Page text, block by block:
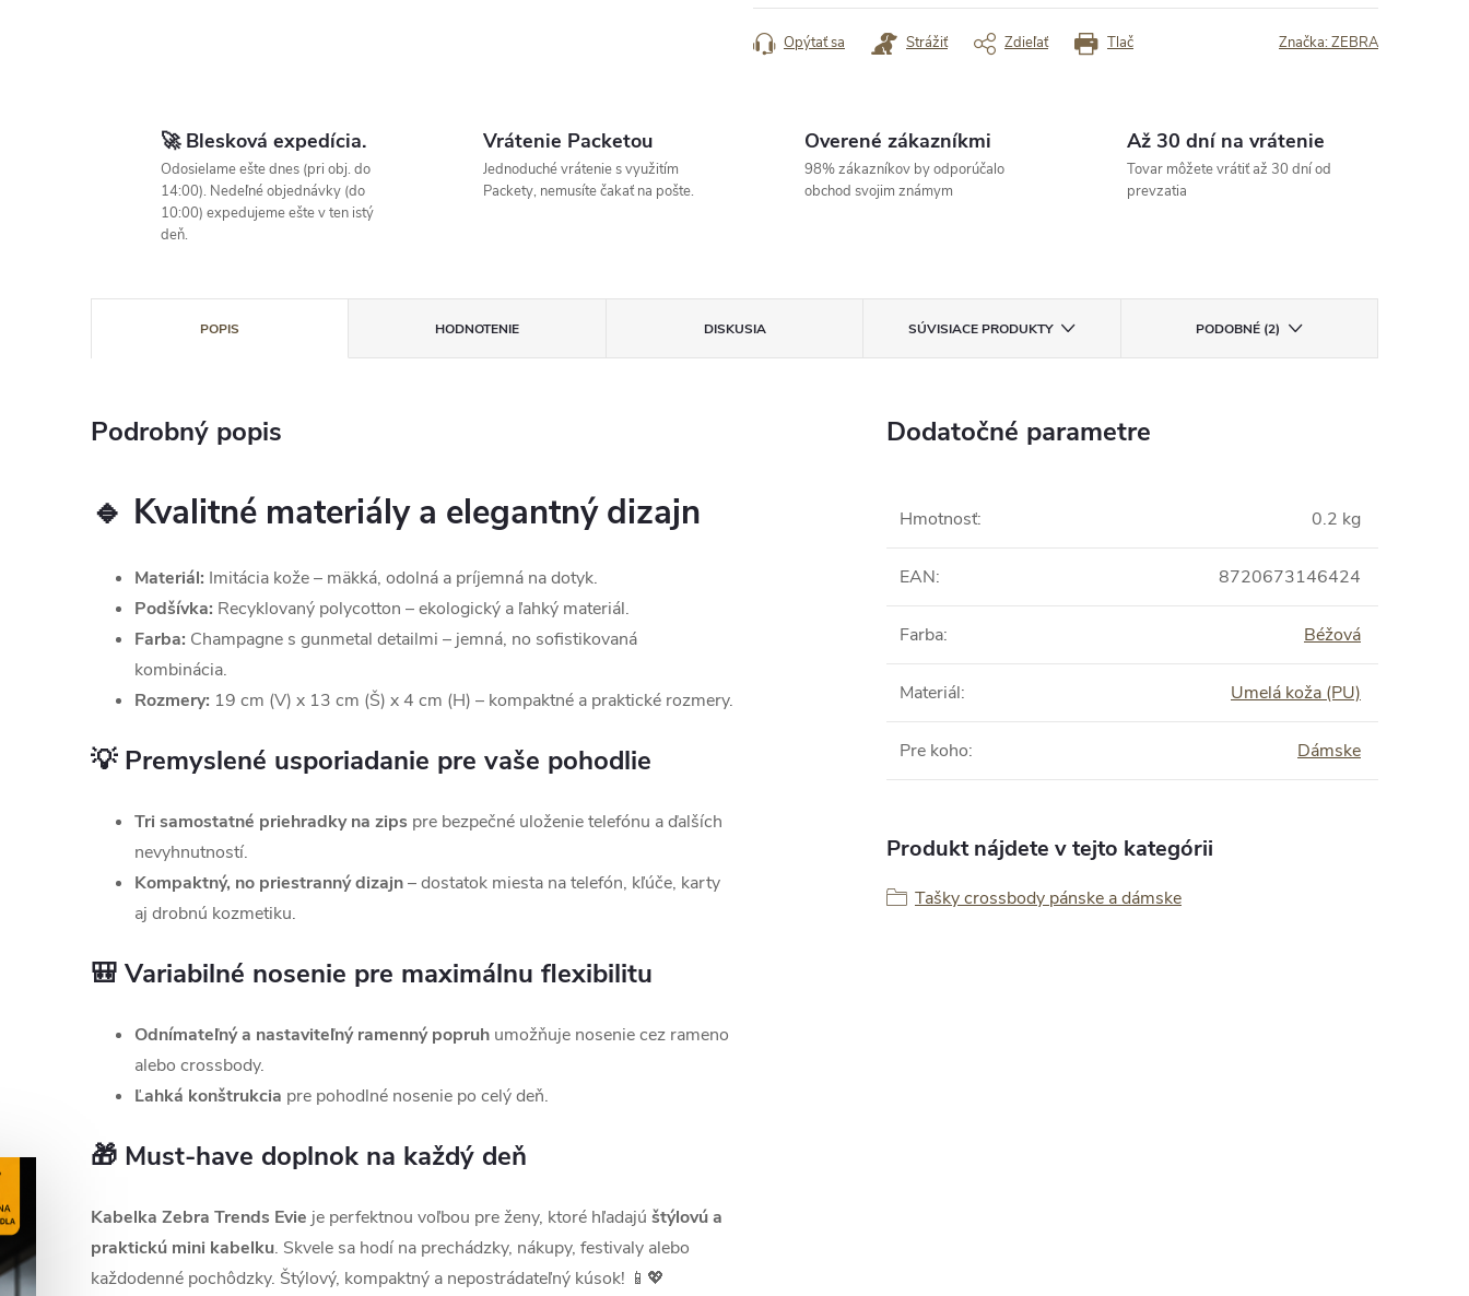
cena:
Tlač
Opýtať sa Strážiť Zdieľať Značka:ZEBRA
🚀 Blesková expedícia.
Odosielame ešte dnes (pri obj. do
14:00). Nedeľné objednávky (do
10:00) expedujeme ešte v ten istý
deň.
Vrátenie Packetou
Jednoduché vrátenie s využitím
Packety, nemusíte čakať na pošte.
Overené zákazníkmi
98% zákazníkov by odporúčalo
obchod svojim známym
Až 30 dní na vrátenie
Tovar môžete vrátiť až 30 dní od
prevzatia
POPIS HODNOTENIE DISKUSIA SÚVISIACE PRODUKTY PODOBNÉ (2)
Podrobný popis
🔹 Kvalitné materiály a elegantný dizajn
Materiál: Imitácia kože – mäkká, odolná a príjemná na dotyk.
Podšívka: Recyklovaný polycotton – ekologický a ľahký materiál.
Farba: Champagne s gunmetal detailmi – jemná, no sofistikovaná
kombinácia.
Rozmery: 19 cm (V) x 13 cm (Š) x 4 cm (H) – kompaktné a praktické rozmery.
💡 Premyslené usporiadanie pre vaše pohodlie
Tri samostatné priehradky na zips pre bezpečné uloženie telefónu a ďalších
nevyhnutností.
Kompaktný, no priestranný dizajn– dostatok miesta na telefón, kľúče, karty
aj drobnú kozmetiku.
🎒 Variabilné nosenie pre maximálnu flexibilitu
Odnímateľný a nastaviteľný ramenný popruh umožňuje nosenie cez rameno
alebo crossbody.
Ľahká konštrukcia pre pohodlné nosenie po celý deň.
🎁 Must-have doplnok na každý deň
Kabelka Zebra Trends Evie je perfektnou voľbou pre ženy, ktoré hľadajú štýlovú a
praktickú mini kabelku. Skvele sa hodí na prechádzky, nákupy, festivaly alebo
každodenné pochôdzky. Štýlový, kompaktný a nepostrádateľný kúsok! 📱💖
Dodatočné parametre
Hmotnosť: 0.2 kg
EAN: 8720673146424
Farba: Béžová
Materiál: Umelá koža (PU)
Pre koho: Dámske
Produkt nájdete v tejto kategórii
Tašky crossbody pánske a dámske